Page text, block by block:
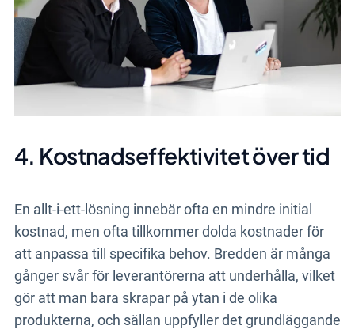
4. Kostnadseffektivitet över tid
En allt-i-ett-lösning innebär ofta en mindre initial
kostnad, men ofta tillkommer dolda kostnader för
att anpassa till specifika behov. Bredden är många
gånger svår för leverantörerna att underhålla, vilket
gör att man bara skrapar på ytan i de olika
produkterna, och sällan uppfyller det grundläggande